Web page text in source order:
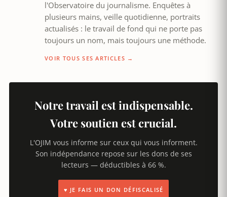
l'Observatoire du journalisme. Enquêtes à
plusieurs mains, veille quotidienne, portraits
actualisés : le travail de fond qui ne porte pas
toujours un nom, mais toujours une méthode.
VOIR TOUS SES ARTICLES →
Notre travail est indispensable.
Votre soutien est crucial.
L'OJIM vous informe sur ceux qui vous informent.
Son indépendance repose sur les dons de ses
lecteurs — déductibles à 66 %.
♥ JE FAIS UN DON DÉFISCALISÉ